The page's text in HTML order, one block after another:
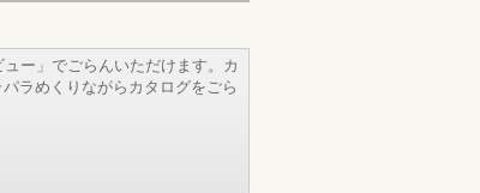
ー」でごらんいただけます。カ
ラめくりながらカタログをごら